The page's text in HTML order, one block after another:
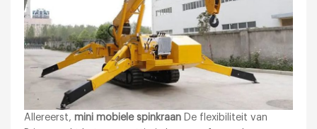
Allereerst,mini mobiele spinkraan De flexibiliteit van